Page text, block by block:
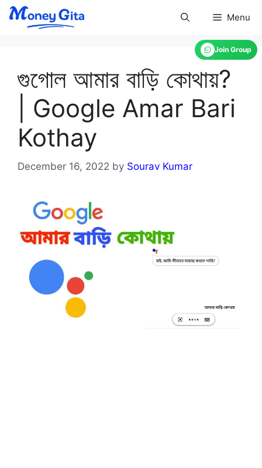
Join Group
Skip
Menu
গুগোল আমার বাড়ি কোথায়?
| Google Amar Bari
Kothay
December 16, 2022 by Sourav Kumar